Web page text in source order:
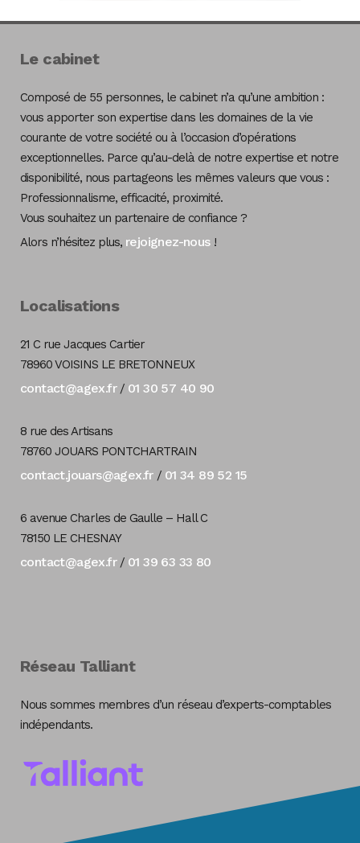
Le cabinet
Composé de 55 personnes, le cabinet n’a qu’une ambition :
vous apporter son expertise dans les domaines de la vie
courante de votre société ou à l’occasion d’opérations
exceptionnelles. Parce qu’au-delà de notre expertise et notre
disponibilité, nous partageons les mêmes valeurs que vous :
Professionnalisme, efficacité, proximité.
Vous souhaitez un partenaire de confiance ?
Alors n’hésitez plus, rejoignez-nous!
Localisations
21 C rue Jacques Cartier
78960 VOISINS LE BRETONNEUX
contact@agex.fr/ 01 30 57 40 90
8 rue des Artisans
78760 JOUARS PONTCHARTRAIN
contact.jouars@agex.fr/ 01 34 89 52 15
6 avenue Charles de Gaulle – Hall C
78150 LE CHESNAY
contact@agex.fr/ 01 39 63 33 80
Réseau Talliant
Nous sommes membres d’un réseau d’experts-comptables
indépendants.